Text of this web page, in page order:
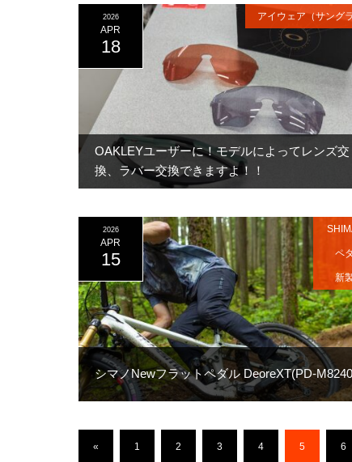
OAKLEYユーザーに！モデルによってレンズ交
換、ラバー交換できますよ！！
2026
APR
18
アイウェア（サングラ
シマノNewフラットペダル DeoreXT(PD-
2026
APR
15 ペ
新
« 1 2 3 4 5 6